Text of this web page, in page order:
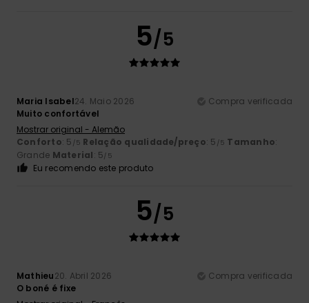
5/5
Maria Isabel24. Maio 2026
Compra verificada
Muito confortável
Mostrar original - Alemão
Conforto: 5 /5 Relação qualidade/preço: 5 /5 Tamanho:
Grande Material: 5/5
Eu recomendo este produto
5/5
Mathieu20. Abril 2026
Compra verificada
O boné é fixe